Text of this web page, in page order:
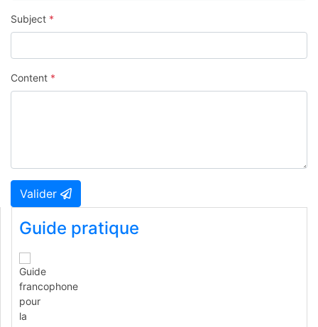
Subject *
Content *
Valider
Guide pratique